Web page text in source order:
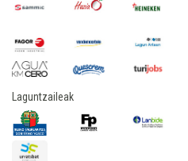
Laguntzaileak